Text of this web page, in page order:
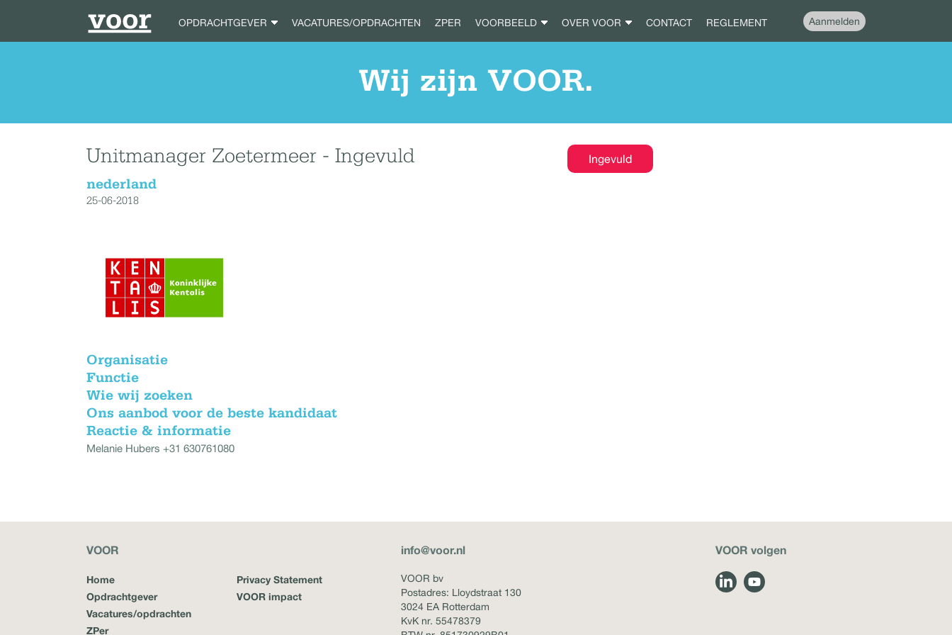
OPDRACHTGEVER VACATURES/OPDRACHTEN ZPER VOORBEELD OVER VOOR CONTACT REGLEMENT Aanmelden
Wij zijn VOOR.
Ingevuld
Unitmanager Zoetermeer - Ingevuld
nederland
25-06-2018
Organisatie
Functie
Wie wij zoeken
Ons aanbod voor de beste kandidaat
Reactie & informatie
Melanie Hubers +31 630761080
VOOR
Home
Opdrachtgever
Vacatures/opdrachten
ZPer
Privacy Statement
VOOR impact
info@voor.nl
VOOR bv
Postadres: Lloydstraat 130
3024 EA Rotterdam
KvK nr. 55478379
VOOR volgen